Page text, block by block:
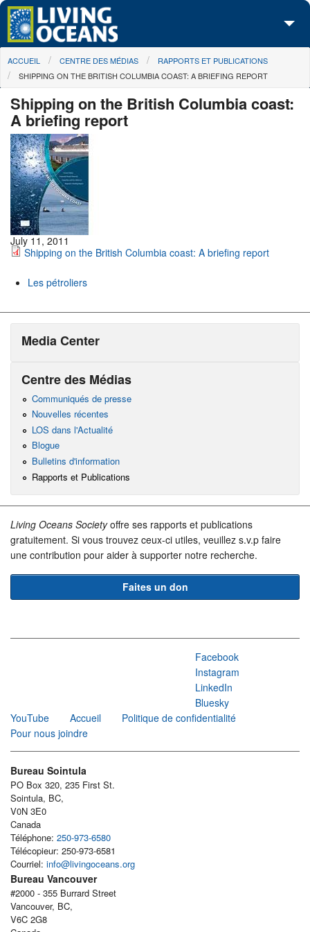
Skip to main content
À propos de nous
Centre des Médias
Les Cartes
Passez à l'action
You are here
ACCUEIL CENTRE DES MÉDIAS
RAPPORTS ET PUBLICATIONS
SHIPPING ON THE BRITISH COLUMBIA COAST: A BRIEFING REPORT
Shipping on the British Columbia coast:
A briefing report
July 11, 2011
Shipping on the British Columbia coast: A briefing report
Les pétroliers
Media Center
Centre des Médias
Communiqués de presse
Nouvelles récentes
LOS dans l'Actualité
Blogue
Bulletins d'information
Rapports et Publications
Living Oceans Societyoffre ses rapports et publications
gratuitement. Si vous trouvez ceux-ci utiles, veuillez s.v.p faire
une contribution pour aider à supporter notre recherche.
Faites un don
Facebook
Instagram
LinkedIn
Bluesky
YouTube
Accueil
Politique de confidentialité
Pour nous joindre
Bureau Sointula
PO Box 320, 235 First St.
Sointula, BC,
V0N 3E0
Canada
Téléphone: 250-973-6580
Télécopieur: 250-973-6581
Courriel: info@livingoceans.org
Bureau Vancouver
#2000 - 355 Burrard Street
Vancouver, BC,
V6C 2G8